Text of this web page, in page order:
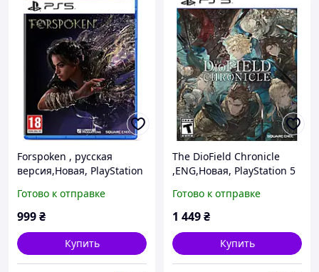
Forspoken , русская
версия,Новая, PlayStation
Готово к отправке
999₴
Купить
The DioField Chronicle
,ENG,Новая, PlayStation 5
Готово к отправке
1 449₴
Купить